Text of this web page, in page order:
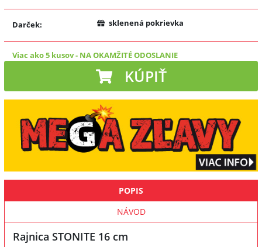
Darček: sklenená pokrievka
Viac ako 5 kusov- NA OKAMŽITÉ ODOSLANIE
KÚPIŤ
POPIS
NÁVOD
Rajnica STONITE 16 cm